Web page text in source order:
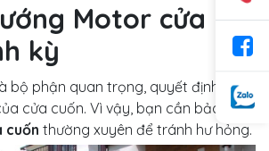
Motor cửa
kỳ
bộ phận quan trọng, quyết định khả
cửa cuốn. Vì vậy, bạn cần bảo
cuốn thường xuyên để tránh hư hỏng.